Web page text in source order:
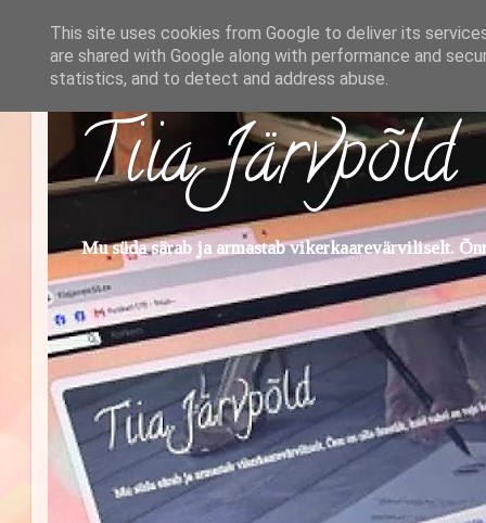
Tiia Järvpõld
Mu süda särab ja armastab vikerkaarevärviliselt.
This site uses cookies from Google to deliver its
are shared with Google along with performance and
statistics, and to detect and address abuse.